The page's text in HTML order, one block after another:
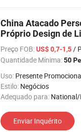
China Atacado
Próprio Design de
Preço FOB:US$ 0,7-1,5/
Quantidade Mínima:50
Uso: Presente Promocional, Abridor de Garrafa, Bolsa
Estilo: Negócios
Adequado para: National/
Enviar Inquérito